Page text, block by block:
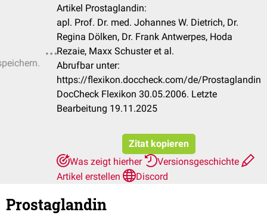
Artikel Prostaglandin:
apl. Prof. Dr. med. Johannes W. Dietrich, Dr.
Regina Dölken, Dr. Frank Antwerpes, Hoda
Rezaie, Maxx Schuster et al.
Abrufbar unter:
https://flexikon.doccheck.com/de/Prostaglandin
DocCheck Flexikon 30.05.2006. Letzte
Bearbeitung 19.11.2025
Zitat kopieren
Was zeigt hierher
Versionsgeschichte
Artikel erstellen
Discord
Prostaglandin